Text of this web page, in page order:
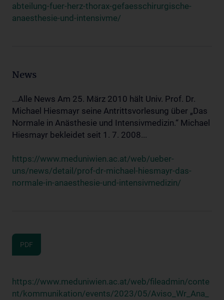
abteilung-fuer-herz-thorax-gefaesschirurgische-
anaesthesie-und-intensivme/
News
...Alle News Am 25. März 2010 hält Univ. Prof. Dr.
Michael Hiesmayr seine Antrittsvorlesung über „Das
Normale in Anästhesie und Intensivmedizin.“ Michael
Hiesmayr bekleidet seit 1. 7. 2008...
https://www.meduniwien.ac.at/web/ueber-
uns/news/detail/prof-dr-michael-hiesmayr-das-
normale-in-anaesthesie-und-intensivmedizin/
PDF
https://www.meduniwien.ac.at/web/fileadmin/conte
nt/kommunikation/events/2023/05/Aviso_Wr_Ana_